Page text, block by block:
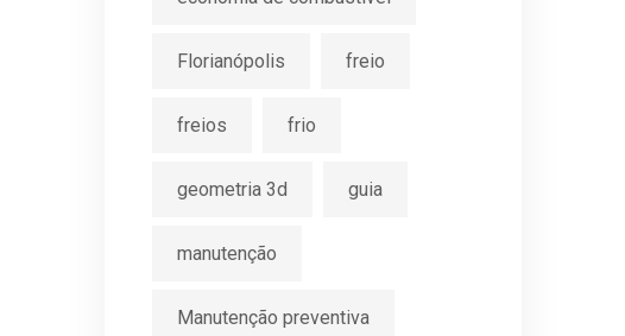
Florianópolis freio
freios frio
geometria 3d guia
manutenção
Manutenção preventiva